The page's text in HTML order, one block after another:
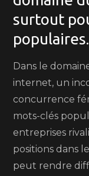
surtout
populaires.
Dans le
internet, un
concurrence
mots-clés
entreprises
positions dans
peut rendre